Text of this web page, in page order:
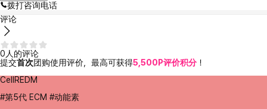
拨打咨询电话
评论
0人的评论
提交首次团购使用评价，最高可获得5,500P评价积分 ！
CellREDM
#第5代 ECM #动能素